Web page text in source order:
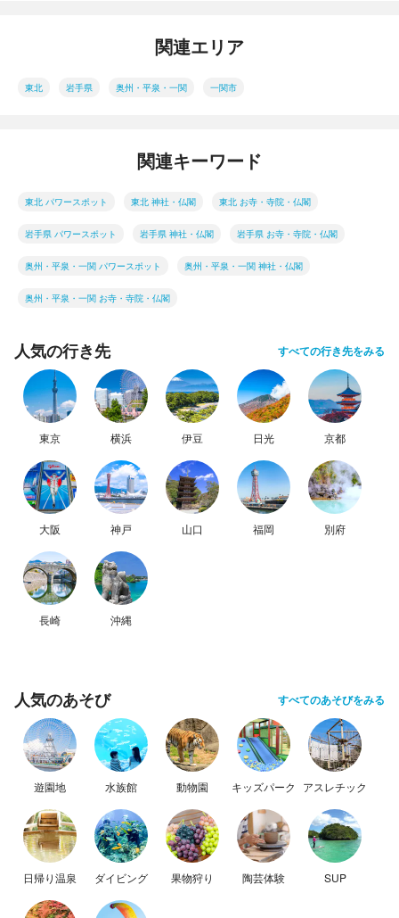
関連エリア
東北 岩手県 奥州・平泉・一関 一関市
関連キーワード
東北 パワースポット 東北 神社・仏閣 東北 お寺・寺院・仏閣
岩手県 パワースポット 岩手県 神社・仏閣 岩手県 お寺・寺院・仏閣
奥州・平泉・一関 パワースポット 奥州・平泉・一関 神社・仏閣
奥州・平泉・一関 お寺・寺院・仏閣
人気の行き先 すべての行き先をみる
東京 横浜 伊豆 日光 京都
大阪 神戸 山口 福岡 別府
長崎 沖縄
人気のあそび すべてのあそびをみる
遊園地 水族館 動物園 キッズパーク アスレチック
日帰り温泉 ダイビング 果物狩り 陶芸体験 SUP